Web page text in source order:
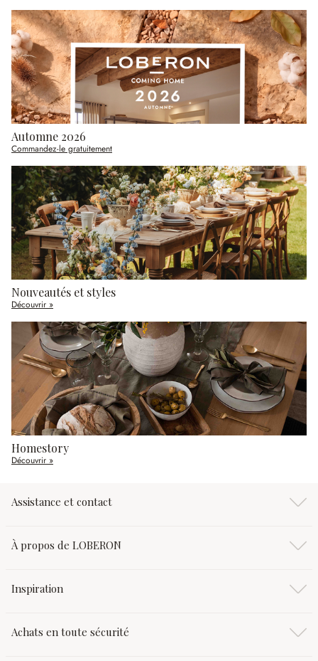
Automne 2026
Commandez-le gratuitement
Nouveautés et styles
Découvrir »
Homestory
Découvrir »
Assistance et contact
À propos de LOBERON
Inspiration
Achats en toute sécurité